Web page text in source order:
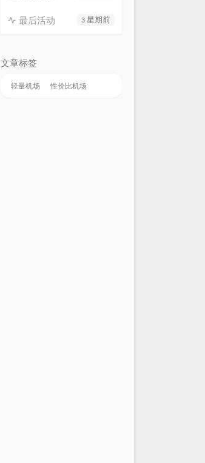
3 星期前
最后活动
文章标签
轻量机场 性价比机场